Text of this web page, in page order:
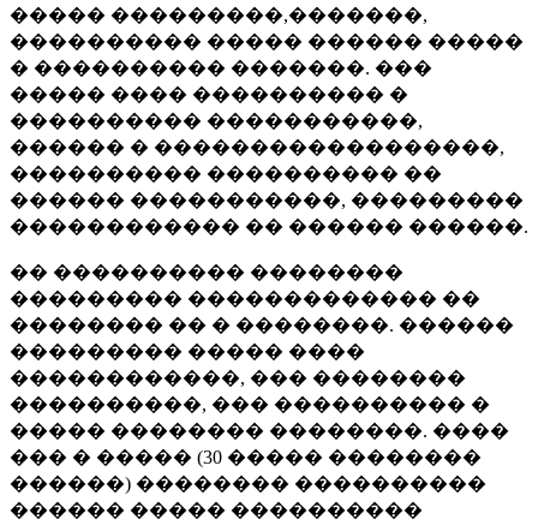
����� ���������,�������,
���������� ����� ������ �����
� ���������� �������. ���
����� ���� ���������� �
���������� �����������,
������ � ������������������,
���������� ���������� ��
������ �����������, ���������
������������ �� ������ ������.
�� ���������� ��������
��������� ������������� ��
�������� �� � ��������. ������
��������� ����� ����
������������, ��� ��������
����������, ��� ���������� �
����� �������� ��������. ����
��� � ����� (30 ����� ��������
������) �������� ����������
������ ����� ����������